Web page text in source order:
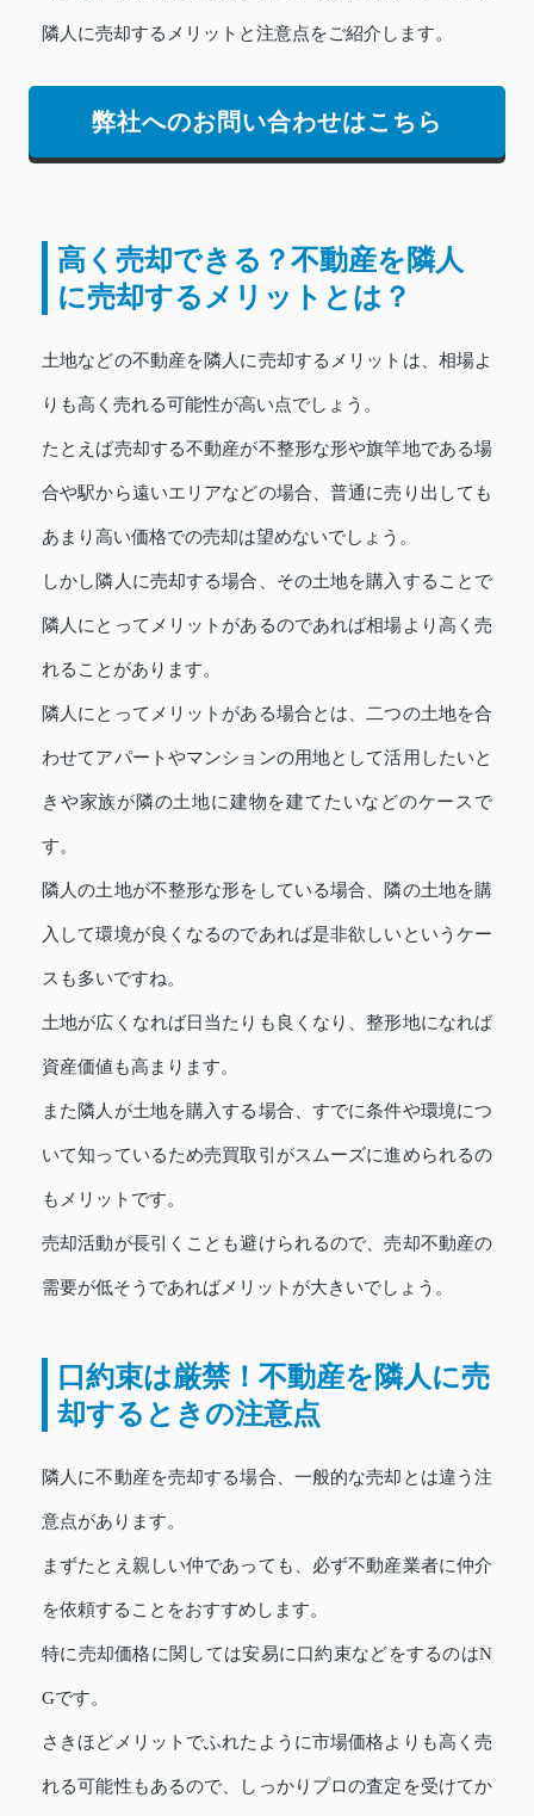
隣人に売却するメリットと注意点をご紹介します。
弊社へのお問い合わせはこちら
高く売却できる？不動産を隣人
に売却するメリットとは？
土地などの不動産を隣人に売却するメリットは、相場よ
りも高く売れる可能性が高い点でしょう。
たとえば売却する不動産が不整形な形や旗竿地である場
合や駅から遠いエリアなどの場合、普通に売り出しても
あまり高い価格での売却は望めないでしょう。
しかし隣人に売却する場合、その土地を購入することで
隣人にとってメリットがあるのであれば相場より高く売
れることがあります。
隣人にとってメリットがある場合とは、二つの土地を合
わせてアパートやマンションの用地として活用したいと
きや家族が隣の土地に建物を建てたいなどのケースで
す。
隣人の土地が不整形な形をしている場合、隣の土地を購
入して環境が良くなるのであれば是非欲しいというケー
スも多いですね。
土地が広くなれば日当たりも良くなり、整形地になれば
資産価値も高まります。
また隣人が土地を購入する場合、すでに条件や環境につ
いて知っているため売買取引がスムーズに進められるの
もメリットです。
売却活動が長引くことも避けられるので、売却不動産の
需要が低そうであればメリットが大きいでしょう。
口約束は厳禁！不動産を隣人に売
却するときの注意点
隣人に不動産を売却する場合、一般的な売却とは違う注
意点があります。
まずたとえ親しい仲であっても、必ず不動産業者に仲介
を依頼することをおすすめします。
特に売却価格に関しては安易に口約束などをするのはN
Gです。
さきほどメリットでふれたように市場価格よりも高く売
れる可能性もあるので、しっかりプロの査定を受けてか